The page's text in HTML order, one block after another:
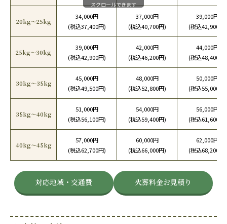
20kg〜25kg
34,000円
(税込37,400円)
37,000円
(税込40,700円)
39,000円
(税込42,900円)
25kg〜30kg
39,000円
(税込42,900円)
42,000円
(税込46,200円)
44,000円
(税込48,400円)
30kg〜35kg
45,000円
(税込49,500円)
48,000円
(税込52,800円)
50,000円
(税込55,000円)
35kg〜40kg
51,000円
(税込56,100円)
54,000円
(税込59,400円)
56,000円
(税込61,600円)
40kg〜45kg
57,000円
(税込62,700円)
60,000円
(税込66,000円)
62,000円
(税込68,200円)
スクロールできます
対応地域・交通費 火葬料金お見積り